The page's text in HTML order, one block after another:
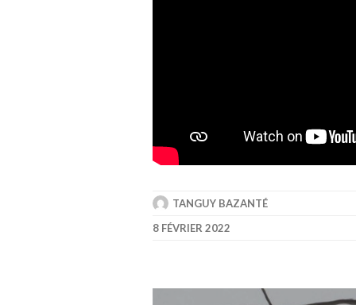
TANGUY BAZANTÉ
8 FÉVRIER 2022
Navigation